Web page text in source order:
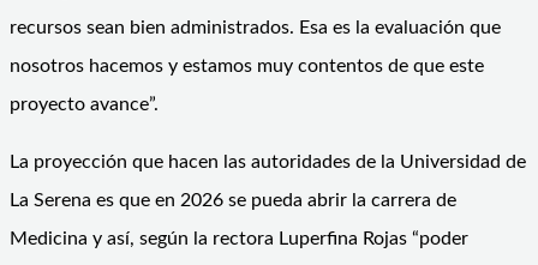
recursos sean bien administrados. Esa es la evaluación que
nosotros hacemos y estamos muy contentos de que este
proyecto avance”.
La proyección que hacen las autoridades de la Universidad de
La Serena es que en 2026 se pueda abrir la carrera de
Medicina y así, según la rectora Luperfina Rojas “poder